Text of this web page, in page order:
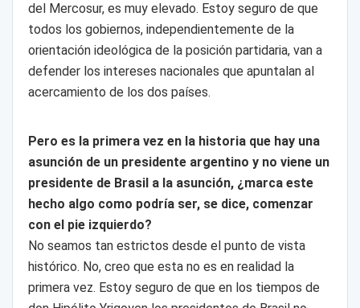
del Mercosur, es muy elevado. Estoy seguro de que
todos los gobiernos, independientemente de la
orientación ideológica de la posición partidaria, van a
defender los intereses nacionales que apuntalan al
acercamiento de los dos países.
Pero es la primera vez en la historia que hay una
asunción de un presidente argentino y no viene un
presidente de Brasil a la asunción, ¿marca este
hecho algo como podría ser, se dice, comenzar
con el pie izquierdo?
No seamos tan estrictos desde el punto de vista
histórico. No, creo que esta no es en realidad la
primera vez. Estoy seguro de que en los tiempos de